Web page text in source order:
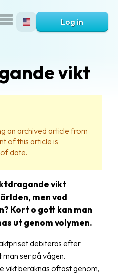
Log in
vikt
an archived article from
of this article is
date.
vikt
men vad
Kort o gott kan man
ut genom volymen.
debiteras efter
ser på vågen.
vikt beräknas oftast genom,